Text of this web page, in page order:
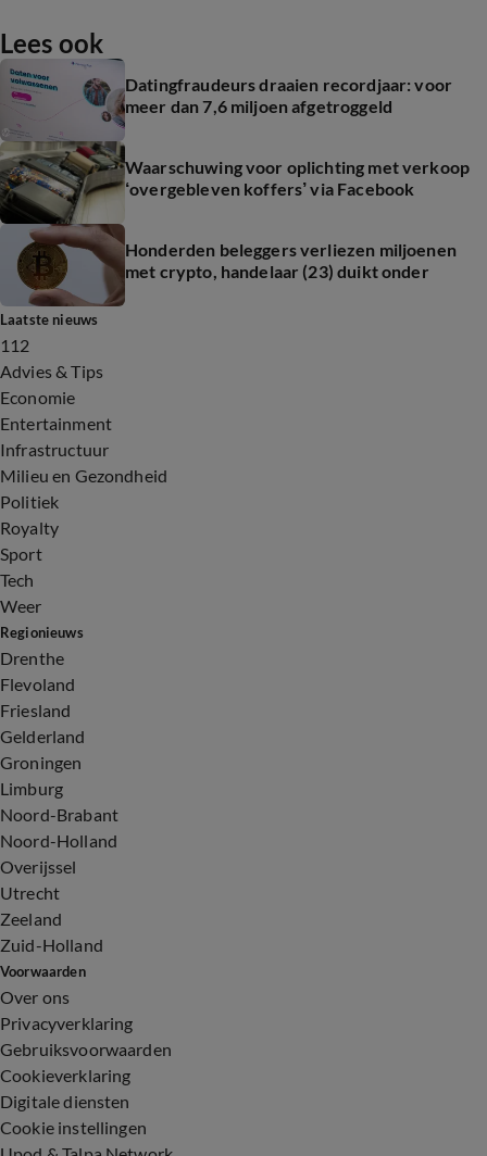
Lees ook
Datingfraudeurs draaien recordjaar: voor
meer dan 7,6 miljoen afgetroggeld
Waarschuwing voor oplichting met verkoop
‘overgebleven koffers’ via Facebook
Honderden beleggers verliezen miljoenen
met crypto, handelaar (23) duikt onder
Laatste nieuws
112
Advies & Tips
Economie
Entertainment
Infrastructuur
Milieu en Gezondheid
Politiek
Royalty
Sport
Tech
Weer
Regionieuws
Drenthe
Flevoland
Friesland
Gelderland
Groningen
Limburg
Noord-Brabant
Noord-Holland
Overijssel
Utrecht
Zeeland
Zuid-Holland
Voorwaarden
Over ons
Privacyverklaring
Gebruiksvoorwaarden
Cookieverklaring
Digitale diensten
Cookie instellingen